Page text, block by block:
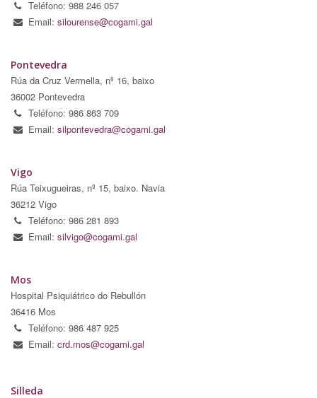
Teléfono: 988 246 057
Email: silourense@cogami.gal
Pontevedra
Rúa da Cruz Vermella, nº 16, baixo
36002 Pontevedra
Teléfono: 986 863 709
Email: silpontevedra@cogami.gal
Vigo
Rúa Teixugueiras, nº 15, baixo. Navia
36212 Vigo
Teléfono: 986 281 893
Email: silvigo@cogami.gal
Mos
Hospital Psiquiátrico do Rebullón
36416 Mos
Teléfono: 986 487 925
Email: crd.mos@cogami.gal
Silleda